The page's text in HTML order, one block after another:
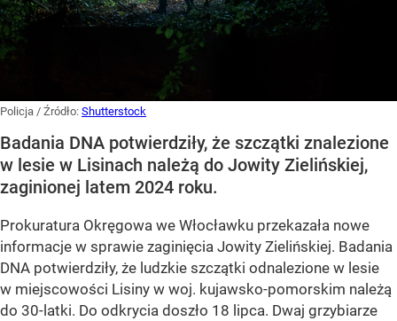
Policja / Źródło: Shutterstock
Badania DNA potwierdziły, że szczątki znalezione
w lesie w Lisinach należą do Jowity Zielińskiej,
zaginionej latem 2024 roku.
Prokuratura Okręgowa we Włocławku przekazała nowe
informacje w sprawie zaginięcia Jowity Zielińskiej. Badania
DNA potwierdziły, że ludzkie szczątki odnalezione w lesie
w miejscowości Lisiny w woj. kujawsko-pomorskim należą
do 30-latki. Do odkrycia doszło 18 lipca. Dwaj grzybiarze